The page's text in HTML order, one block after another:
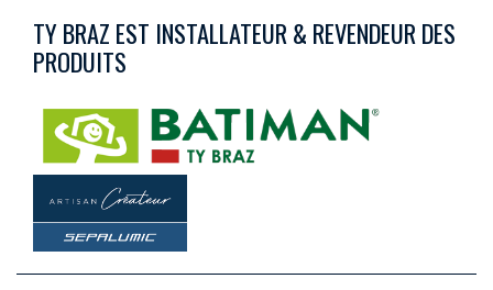
TY BRAZ EST INSTALLATEUR & REVENDEUR DES
PRODUITS